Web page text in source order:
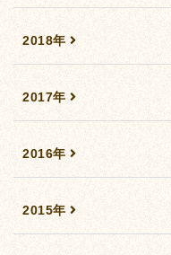
2018年
2017年
2016年
2015年